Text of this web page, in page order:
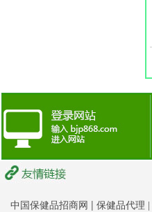
中国保健品招商网 | 保健品代理 |